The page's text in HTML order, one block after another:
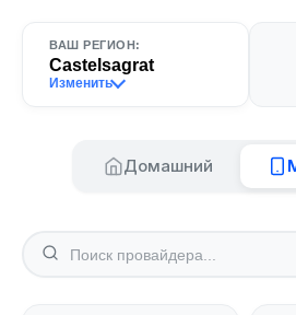
ВАШ РЕГИОН:
Castelsagrat
Изменить
Домашний